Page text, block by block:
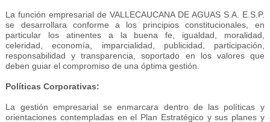
La función empresarial de VALLECAUCANA DE AGUAS S.A. E.S.P.
se desarrollara conforme a los principios constitucionales, en
particular los atinentes a la buena fe, igualdad, moralidad,
celeridad, economía, imparcialidad, publicidad, participación,
responsabilidad y transparencia, soportado en los valores que
deben guiar el compromiso de una óptima gestión.
Políticas Corporativas:
La gestión empresarial se enmarcara dentro de las políticas y
orientaciones contempladas en el Plan Estratégico y sus planes y